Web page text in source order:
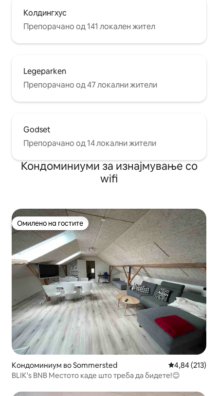
Колдингхус
Препорачано од 141 локален жител
Legeparken
Препорачано од 47 локални жители
Godset
Препорачано од 14 локални жители
Кондоминиуми за изнајмување со
wifi
Омилено на гостите
Омилено на гостите
Кондоминиум во Sommersted Просечна
4,84 (213)
BLIK's BNB Местото каде што треба да бидете!😊